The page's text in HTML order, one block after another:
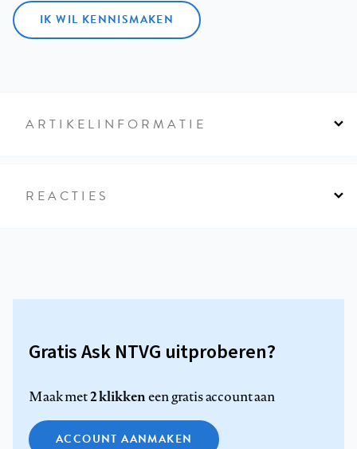
IK WIL KENNISMAKEN
ARTIKELINFORMATIE
REACTIES
Gratis Ask NTVG uitproberen?
Maak met2 klikkeneen gratis account aan
ACCOUNT AANMAKEN